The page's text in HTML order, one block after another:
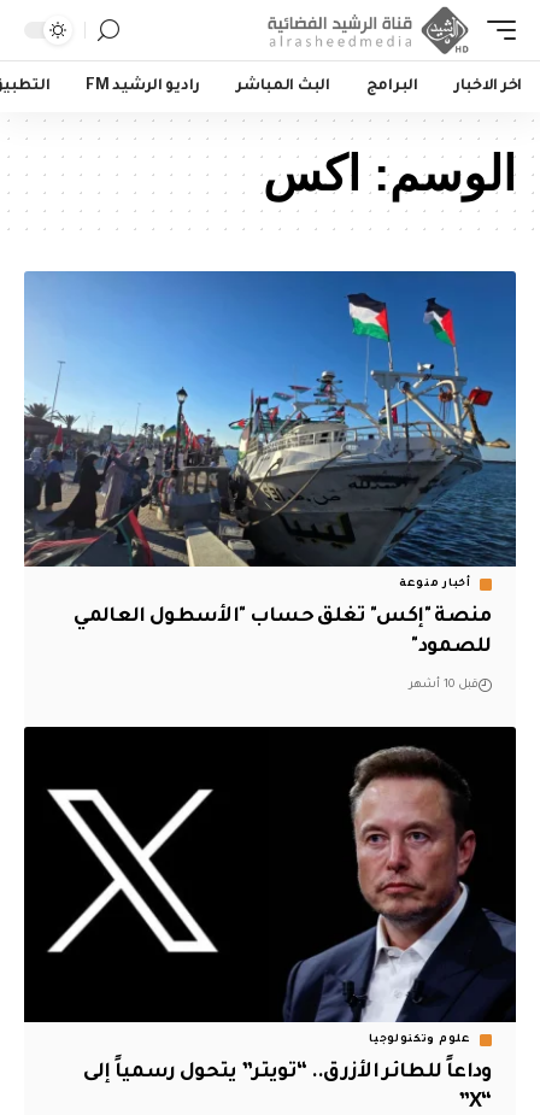
اخر الاخبار البرامج البث المباشر راديو الرشيد FM
الوسم: اكس
أخبار منوعة
منصة "إكس" تغلق حساب "الأسطول العالمي
للصمود"
قبل 10 أشهر
علوم وتكنولوجيا
وداعاً للطائر الأزرق.. “تويتر” يتحول رسمياً إلى
“X”